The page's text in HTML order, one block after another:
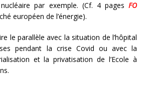
par exemple. (Cf. 4 pages FO
européen de l’énergie).
le parallèle avec la situation de l’hôpital
pendant la crise Covid ou avec la
et la privatisation de l’Ecole à